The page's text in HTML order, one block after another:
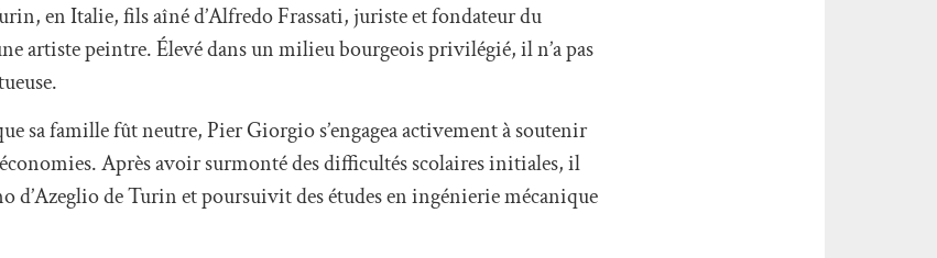
en Italie, fils aîné d’Alfredo Frassati, juriste et fondateur du
artiste peintre. Élevé dans un milieu bourgeois privilégié, il n’a pas
sa famille fût neutre, Pier Giorgio s’engagea activement à soutenir
économies. Après avoir surmonté des difficultés scolaires initiales, il
de Turin et poursuivit des études en ingénierie mécanique